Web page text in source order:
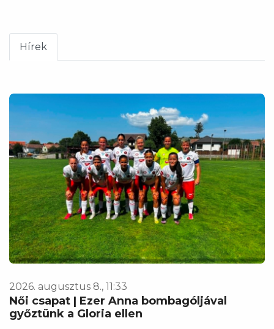
Hírek
2026. augusztus 8., 11:33
Női csapat | Ezer Anna bombagóljával
győztünk a Gloria ellen